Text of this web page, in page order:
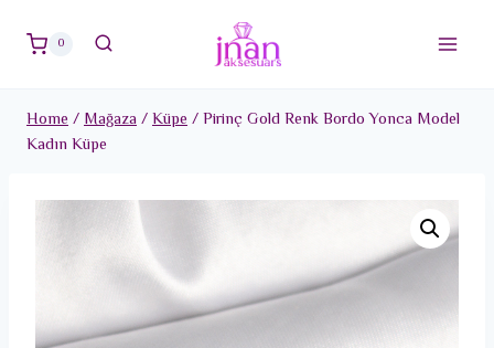
0
Home/Mağaza/Küpe/Pirinç Gold Renk Bordo Yonca Model
Kadın Küpe